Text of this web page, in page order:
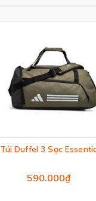
Túi Duffel 3 Sọc
590.000₫